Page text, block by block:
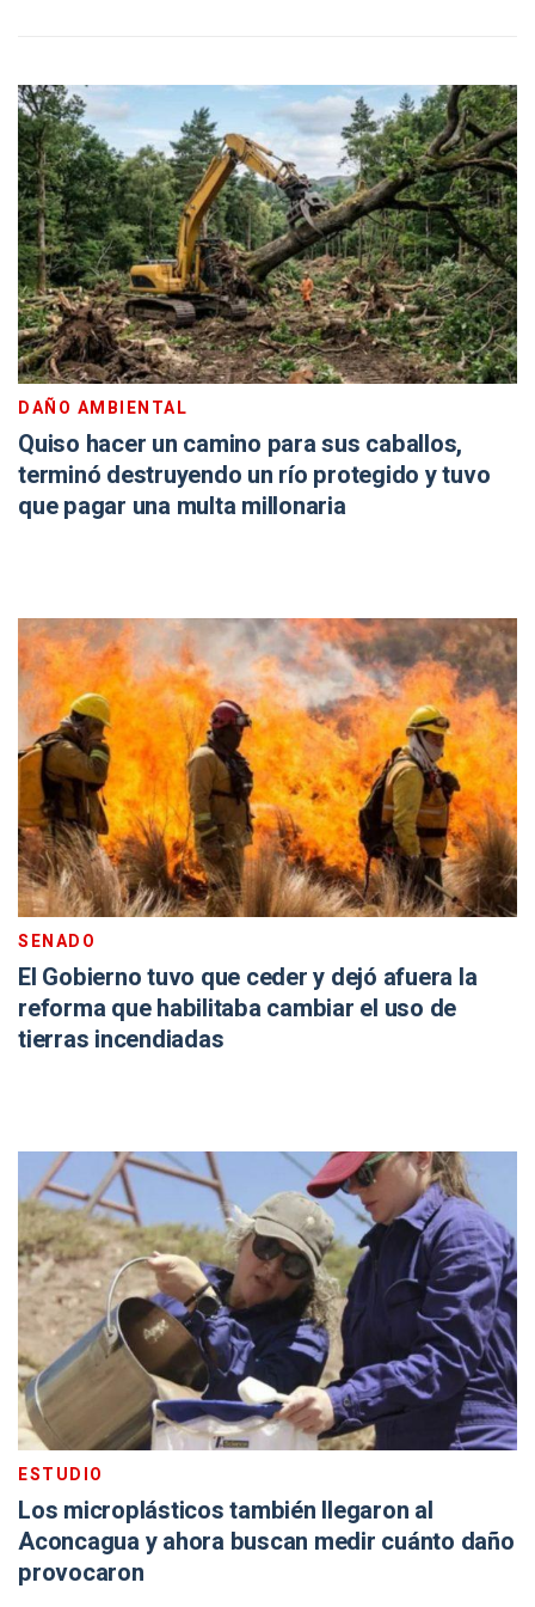
DAÑO AMBIENTAL
Quiso hacer un camino para sus caballos,
terminó destruyendo un río protegido y tuvo
que pagar una multa millonaria
SENADO
El Gobierno tuvo que ceder y dejó afuera la
reforma que habilitaba cambiar el uso de
tierras incendiadas
ESTUDIO
Los microplásticos también llegaron al
Aconcagua y ahora buscan medir cuánto daño
provocaron